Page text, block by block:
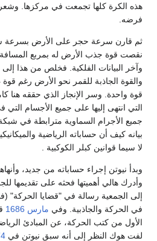
هذه الكرة كلها تجمعت في مركزها.
فرضه.
ثم قارن سرعة حجر على الأرض بسرعة
نقصت قوة جذب الأرض له بمربع المسافة
وآخر البيانات الفلكية. فخلص من هذا
والقوة الجاذبة للقمر نحو الأرض رغم
قوة واحدة. وسر الإنجاز الذي حققه هنا
التي انتهى إليها على جميع الأجسام
جميع الأجرام السماوية مترابطة في
بيانه كيف أن حساباته الرياضية
لا سيما قوانين كبلر الكوكبية .
وبدأ نيوتن إجراء حساباته من جديد،
وأدرك هالي أهميتها فحثه على تقديمها
إلى الجمعية رسالة في "قضايا الحركة"
في الحركة والجاذبية. وفي مارس 1686
الأول من كتب الحركة، عن المبادئ
لفت هوك النظر إلى أنه سبق نيوتن في